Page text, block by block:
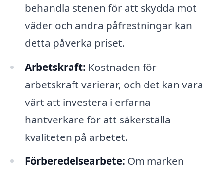
behandla stenen för att skydda mot
väder och andra påfrestningar kan
detta påverka priset.
Arbetskraft: Kostnaden för
arbetskraft varierar, och det kan vara
värt att investera i erfarna
hantverkare för att säkerställa
kvaliteten på arbetet.
Förberedelsearbete: Om marken